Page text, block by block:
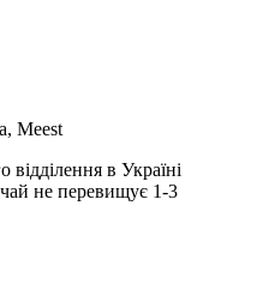
Meest
в Україні
не перевищує 1-3